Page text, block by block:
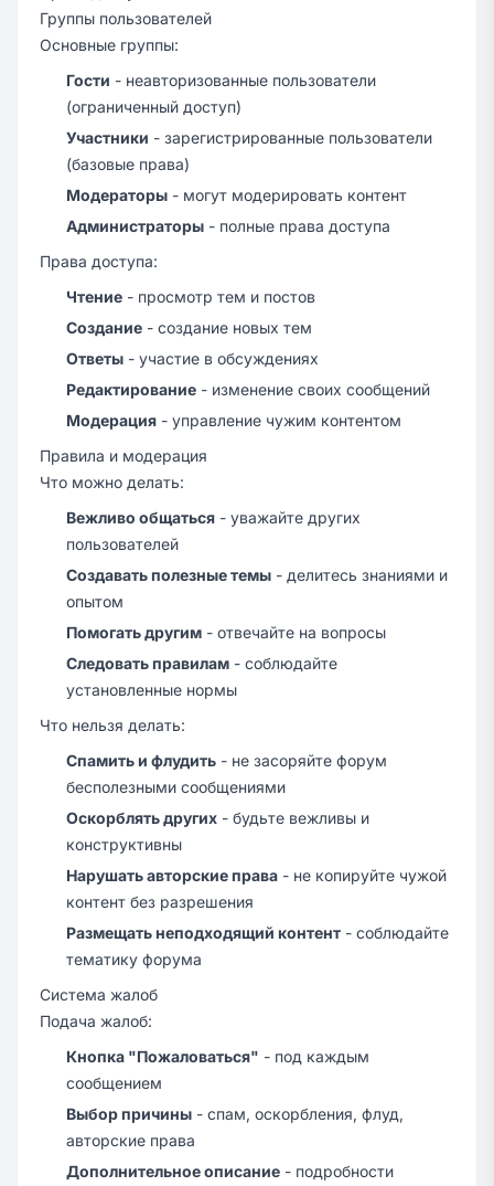
Группы пользователей
Основные группы:
Гости - неавторизованные пользователи
(ограниченный доступ)
Участники - зарегистрированные пользователи
(базовые права)
Модераторы - могут модерировать контент
Администраторы - полные права доступа
Права доступа:
Чтение - просмотр тем и постов
Создание - создание новых тем
Ответы - участие в обсуждениях
Редактирование - изменение своих сообщений
Модерация - управление чужим контентом
Правила и модерация
Что можно делать:
Вежливо общаться - уважайте других
пользователей
Создавать полезные темы - делитесь знаниями и
опытом
Помогать другим - отвечайте на вопросы
Следовать правилам - соблюдайте
установленные нормы
Что нельзя делать:
Спамить и флудить - не засоряйте форум
бесполезными сообщениями
Оскорблять других - будьте вежливы и
конструктивны
Нарушать авторские права - не копируйте чужой
контент без разрешения
Размещать неподходящий контент - соблюдайте
тематику форума
Система жалоб
Подача жалоб:
Кнопка "Пожаловаться" - под каждым
сообщением
Выбор причины - спам, оскорбления, флуд,
авторские права
Дополнительное описание - подробности